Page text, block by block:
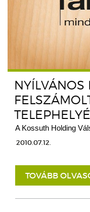
NYÍLVÁNOS
A Kossuth Holding
2010.07.12.
TOVÁBB